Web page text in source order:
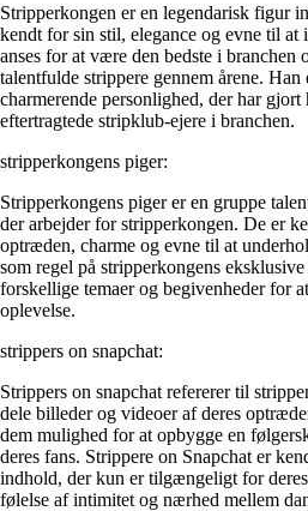
Stripperkongen er en legendarisk figur
kendt for sin stil, elegance og evne til
anses for at være den bedste i branchen
talentfulde strippere gennem årene.
charmerende personlighed, der har gjort
eftertragtede stripklub-ejere i branchen.
stripperkongens piger:
Stripperkongens piger er en gruppe
der arbejder for stripperkongen. De er
optræden, charme og evne til at
som regel på stripperkongens
forskellige temaer og begivenheder for
oplevelse.
strippers on snapchat:
Strippers on snapchat refererer til
dele billeder og videoer af deres
dem mulighed for at opbygge en
deres fans. Strippere on Snapchat er
indhold, der kun er tilgængeligt for
følelse af intimitet og nærhed mellem